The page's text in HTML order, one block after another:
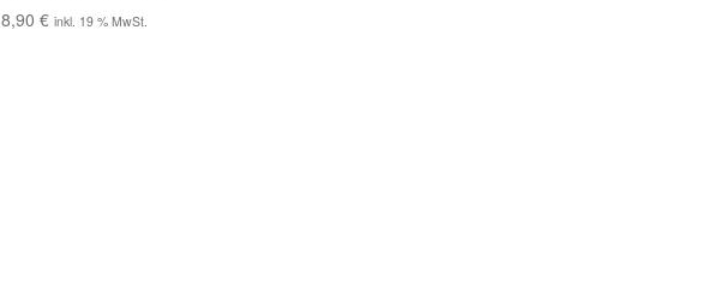
8,90 € inkl. 19 % MwSt.